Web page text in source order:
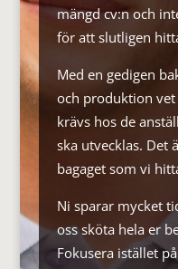
mängd cv:n och
för att slutligen
Med en gedigen
och produktion
krävs hos de
ska utvecklas. Det
bagaget som vi
Ni sparar mycket
oss sköta hela er
Fokusera istället